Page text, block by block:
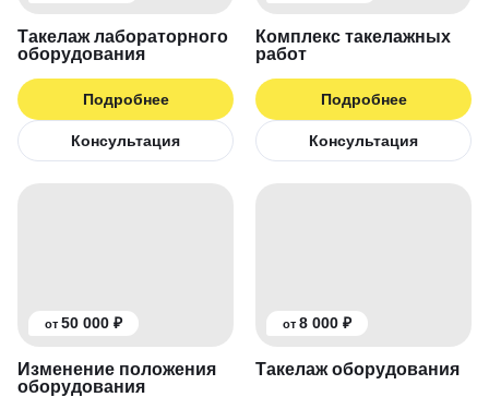
Такелаж лабораторного
оборудования
Подробнее
Консультация
Комплекс такелажных
работ
Подробнее
Консультация
от 50 000 ₽
Изменение положения
оборудования
от 8 000 ₽
Такелаж оборудования